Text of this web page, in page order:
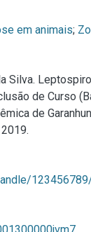
em animais;
Silva.
de Curso
de